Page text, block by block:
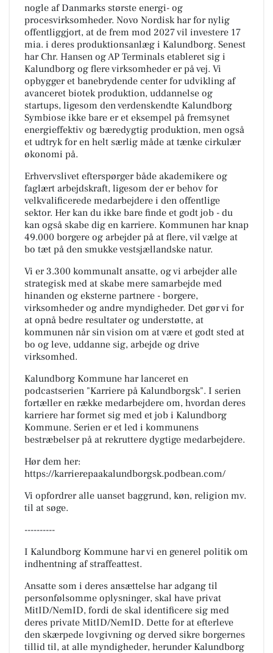
nogle af Danmarks største energi- og
procesvirksomheder. Novo Nordisk har for nylig
offentliggjort, at de frem mod 2027 vil investere 17
mia. i deres produktionsanlæg i Kalundborg. Senest
har Chr. Hansen og AP Terminals etableret sig i
Kalundborg og flere virksomheder er på vej. Vi
opbygger et banebrydende center for udvikling af
avanceret biotek produktion, uddannelse og
startups, ligesom den verdenskendte Kalundborg
Symbiose ikke bare er et eksempel på fremsynet
energieffektiv og bæredygtig produktion, men også
et udtryk for en helt særlig måde at tænke cirkulær
økonomi på.
Erhvervslivet efterspørger både akademikere og
faglært arbejdskraft, ligesom der er behov for
velkvalificerede medarbejdere i den offentlige
sektor. Her kan du ikke bare finde et godt job - du
kan også skabe dig en karriere. Kommunen har knap
49.000 borgere og arbejder på at flere, vil vælge at
bo tæt på den smukke vestsjællandske natur.
Vi er 3.300 kommunalt ansatte, og vi arbejder alle
strategisk med at skabe mere samarbejde med
hinanden og eksterne partnere - borgere,
virksomheder og andre myndigheder. Det gør vi for
at opnå bedre resultater og understøtte, at
kommunen når sin vision om at være et godt sted at
bo og leve, uddanne sig, arbejde og drive
virksomhed.
Kalundborg Kommune har lanceret en
podcastserien "Karriere på Kalundborgsk". I serien
fortæller en række medarbejdere om, hvordan deres
karriere har formet sig med et job i Kalundborg
Kommune. Serien er et led i kommunens
bestræbelser på at rekruttere dygtige medarbejdere.
Hør dem her:
https://karrierepaakalundborgsk.podbean.com/
Vi opfordrer alle uanset baggrund, køn, religion mv.
til at søge.
----------
I Kalundborg Kommune har vi en generel politik om
indhentning af straffeattest.
Ansatte som i deres ansættelse har adgang til
personfølsomme oplysninger, skal have privat
MitID/NemID, fordi de skal identificere sig med
deres private MitID/NemID. Dette for at efterleve
den skærpede lovgivning og derved sikre borgernes
tillid til, at alle myndigheder, herunder Kalundborg